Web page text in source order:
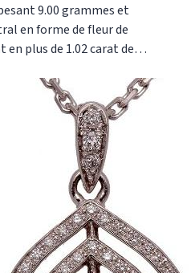
9.00 grammes et
en forme de fleur de
plus de 1.02 carat de
atelier à Paris selon les
de la joaillerie. Dans
Or-Gemmes, pourrez y
ou ajuster les bijoux
se situe au 127 rue
de Paris.
contactez-nous sur